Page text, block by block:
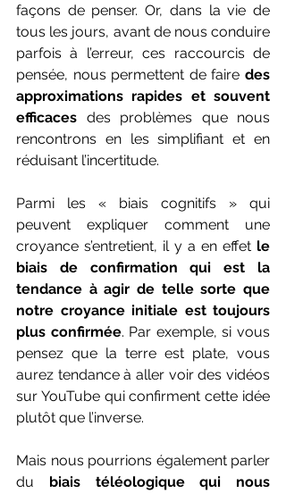
façons de penser. Or, dans la vie de
tous les jours, avant de nous conduire
parfois à l’erreur, ces raccourcis de
pensée, nous permettent de faire des
approximations rapides et souvent
efficaces des problèmes que nous
rencontrons en les simplifiant et en
réduisant l’incertitude.
Parmi les « biais cognitifs » qui
peuvent expliquer comment une
croyance s’entretient, il y a en effet le
biais de confirmation qui est la
tendance à agir de telle sorte que
notre croyance initiale est toujours
plus confirmée. Par exemple, si vous
pensez que la terre est plate, vous
aurez tendance à aller voir des vidéos
sur YouTube qui confirment cette idée
plutôt que l’inverse.
Mais nous pourrions également parler
du biais téléologique qui nous